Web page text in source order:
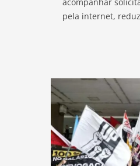
pela internet,